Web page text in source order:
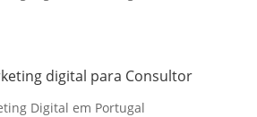
digital para Consultor
Digital em Portugal